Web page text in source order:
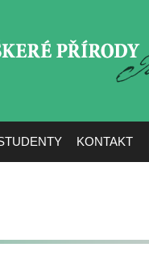
KONTAKT